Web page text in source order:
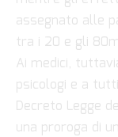
assegnato alle
tra i 20 e gli
Ai medici,
psicologi e a
Decreto Legge
una proroga di